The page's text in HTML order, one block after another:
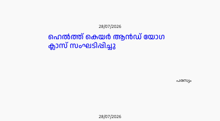
28/07/2026
ഹെൽത്ത് കെയർ ആൻഡ് യോഗ
ക്ലാസ് സംഘടിപ്പിച്ചു
പരസ്യം
28/07/2026